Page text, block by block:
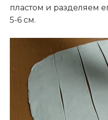
пластом и разделяем
5-6 см.